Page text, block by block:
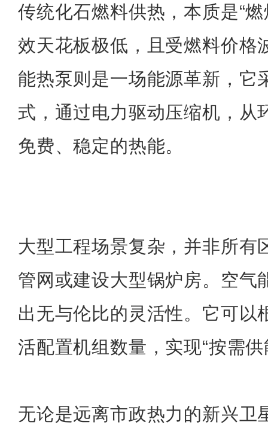
传统化石燃料供热，本质是“
效天花板极低，且受燃料价格
能热泵则是一场能源革新 ，它
式，通过电力驱动压缩机，从
免费、稳定的热能。
大型工程场景复杂，并非所有
管网或建设大型锅炉房。空气
出无与伦比的灵活性。它可以
活配置机组数量，实现“按需供
无论是远离市政热力的新兴卫